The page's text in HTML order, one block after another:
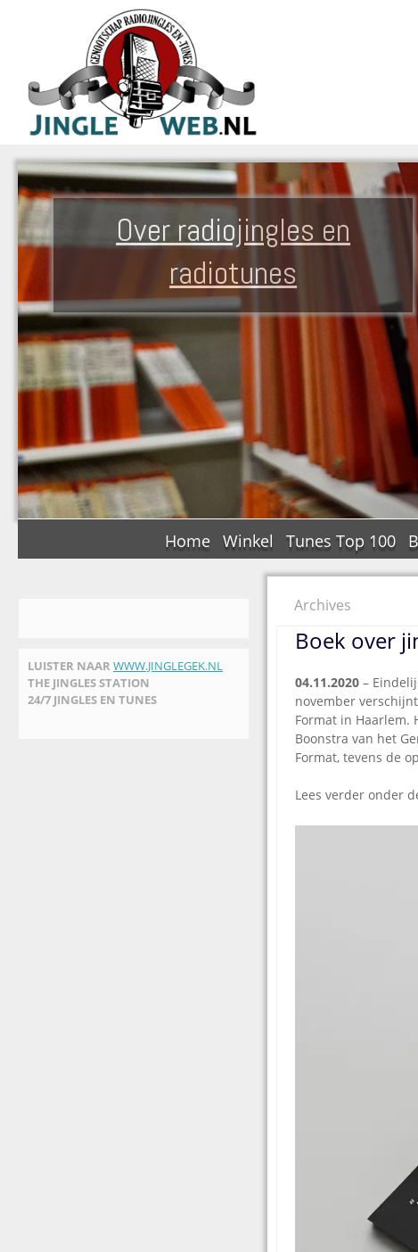
Over radiojingles en
radiotunes
Home Winkel Tunes Top 100
LUISTER NAAR WWW.JINGLEGEK.NL
THE JINGLES STATION
24/7 JINGLES EN TUNES
Archives
Boek over
04.11.2020 –
november
Format in Haarlem.
Boonstra van het
Format, tevens de
Lees verder onder